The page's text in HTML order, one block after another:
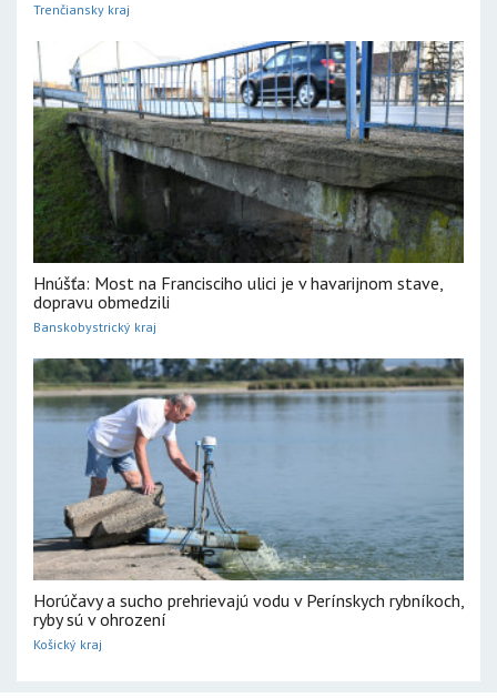
Trenčiansky kraj
Hnúšťa: Most na Francisciho ulici je v havarijnom stave,
dopravu obmedzili
Banskobystrický kraj
Horúčavy a sucho prehrievajú vodu v Perínskych rybníkoch,
ryby sú v ohrození
Košický kraj